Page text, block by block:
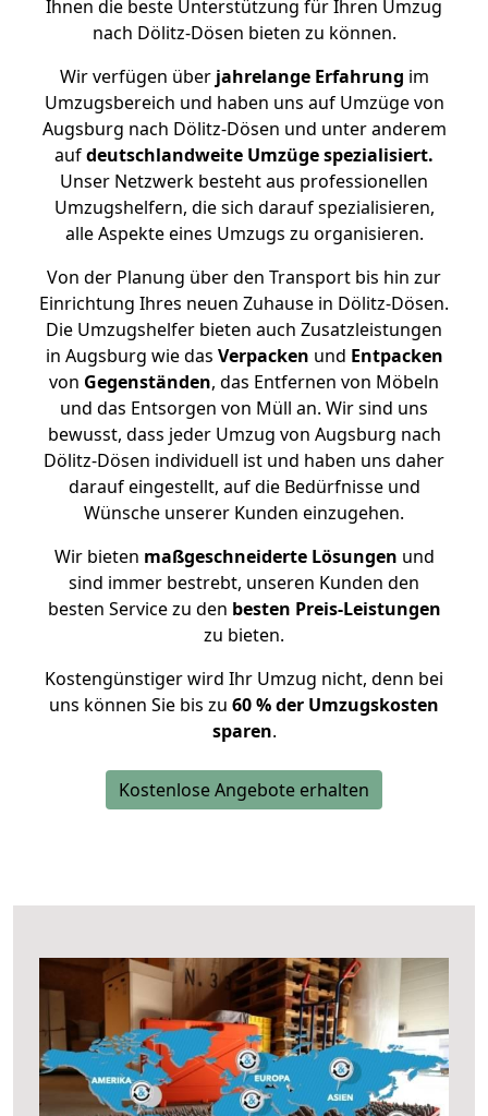
Ihnen die beste Unterstützung für Ihren Umzug
nach Dölitz-Dösen bieten zu können.
Wir verfügen überjahrelange Erfahrung im
Umzugsbereich und haben uns auf Umzüge von
Augsburg nach Dölitz-Dösen und unter anderem
aufdeutschlandweite Umzüge spezialisiert.
Unser Netzwerk besteht aus professionellen
Umzugshelfern, die sich darauf spezialisieren,
alle Aspekte eines Umzugs zu organisieren.
Von der Planung über den Transport bis hin zur
Einrichtung Ihres neuen Zuhause in Dölitz-Dösen.
Die Umzugshelfer bieten auch Zusatzleistungen
in Augsburg wie das Verpacken und Entpacken
von Gegenständen, das Entfernen von Möbeln
und das Entsorgen von Müll an. Wir sind uns
bewusst, dass jeder Umzug von Augsburg nach
Dölitz-Dösen individuell ist und haben uns daher
darauf eingestellt, auf die Bedürfnisse und
Wünsche unserer Kunden einzugehen.
Wir bieten maßgeschneiderte Lösungen und
sind immer bestrebt, unseren Kunden den
besten Service zu den besten Preis-Leistungen
zu bieten.
Kostengünstiger wird Ihr Umzug nicht, denn bei
uns können Sie bis zu 60 % der Umzugskosten
sparen.
Kostenlose Angebote erhalten